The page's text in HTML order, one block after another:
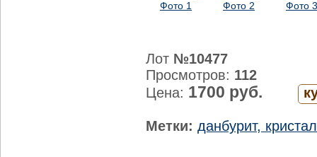
Лот №10477
Просмотров: 112
Цена: 1700 руб.
Метки: данбурит,